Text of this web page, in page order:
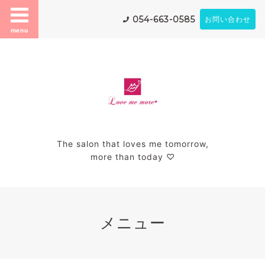
menu
054-663-0585 お問い合わせ
The salon that loves me tomorrow,
more than today ♡
メニュー